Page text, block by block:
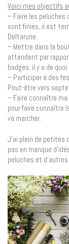
Voici mes objectifs
– Faire les peluches
sont finies, il est
Deltarune.
– Mettre dans la
attendent par
badges, il y a de
– Participer à des
Peut-être vers
– Faire connaître
pour faire connaître
va marcher.
J’ai plein de petites
pas en manque
peluches et